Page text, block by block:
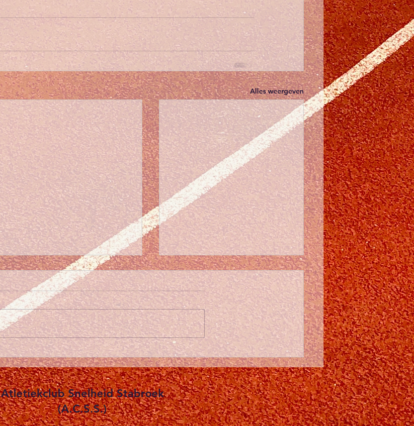
Alles weergeven
Winterkalender wedstrijden
seizoen 2025-2026
Beste clubleden, De
winterkalender voor de
veldloopwedstrijden van het
K.A.V.V.V.&FEDES staat in de
kalender op de website. Het
seizoen...
Zomerprogramma
trainingen 2025
Atletiekclub Snelheid Stabroek
(A.C.S.S.)